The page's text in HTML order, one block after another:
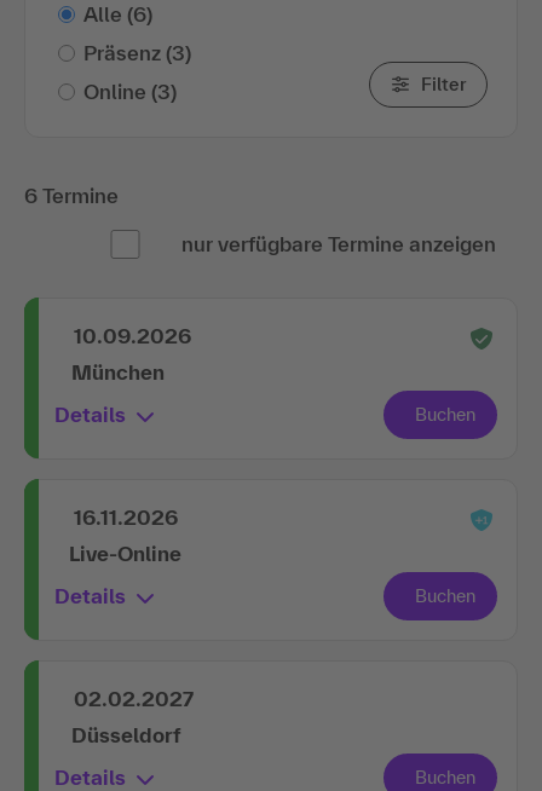
Alle (6)
Präsenz (3)
Online (3) Filter
6 Termine
nur verfügbare Termine anzeigen
10.09.2026
München
Details
16.11.2026
Live-Online
Details
02.02.2027
Düsseldorf
Details